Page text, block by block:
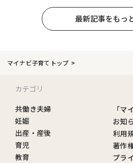
最新記事をもっ
マイナビ子育てトップ
カテゴリ
共働き夫婦
妊娠
出産・産後
育児
教育
「マ
お知
利用
著作
プラ